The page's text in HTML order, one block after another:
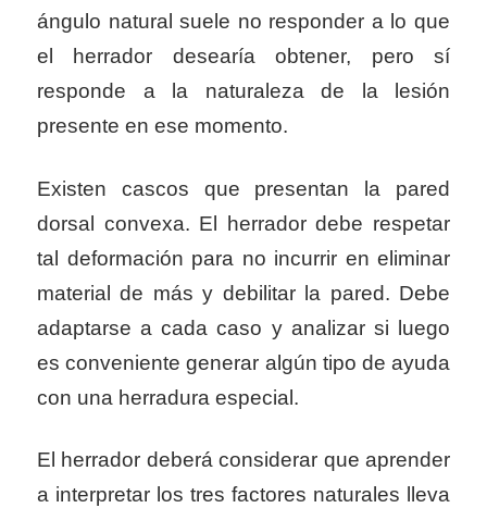
ángulo natural suele no responder a lo que
el herrador desearía obtener, pero sí
responde a la naturaleza de la lesión
presente en ese momento.
Existen cascos que presentan la pared
dorsal convexa. El herrador debe respetar
tal deformación para no incurrir en eliminar
material de más y debilitar la pared. Debe
adaptarse a cada caso y analizar si luego
es conveniente generar algún tipo de ayuda
con una herradura especial.
El herrador deberá considerar que aprender
a interpretar los tres factores naturales lleva